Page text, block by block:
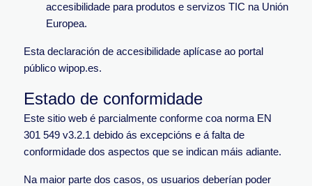
accesibilidade para produtos e servizos TIC na Unión
Europea.
Esta declaración de accesibilidade aplícase ao portal
público wipop.es.
Estado de conformidade
Este sitio web é parcialmente conforme coa norma EN
301 549 v3.2.1 debido ás excepcións e á falta de
conformidade dos aspectos que se indican máis adiante.
Na maior parte dos casos, os usuarios deberían poder